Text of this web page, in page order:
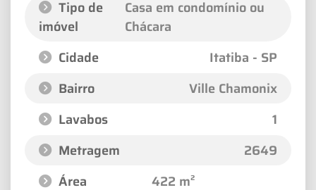
Tipo de
imóvel
Casa em condomínio ou
Chácara
Cidade
Itatiba - SP
Bairro
Ville Chamonix
Lavabos
1
Metragem
2649
Área
422 m²